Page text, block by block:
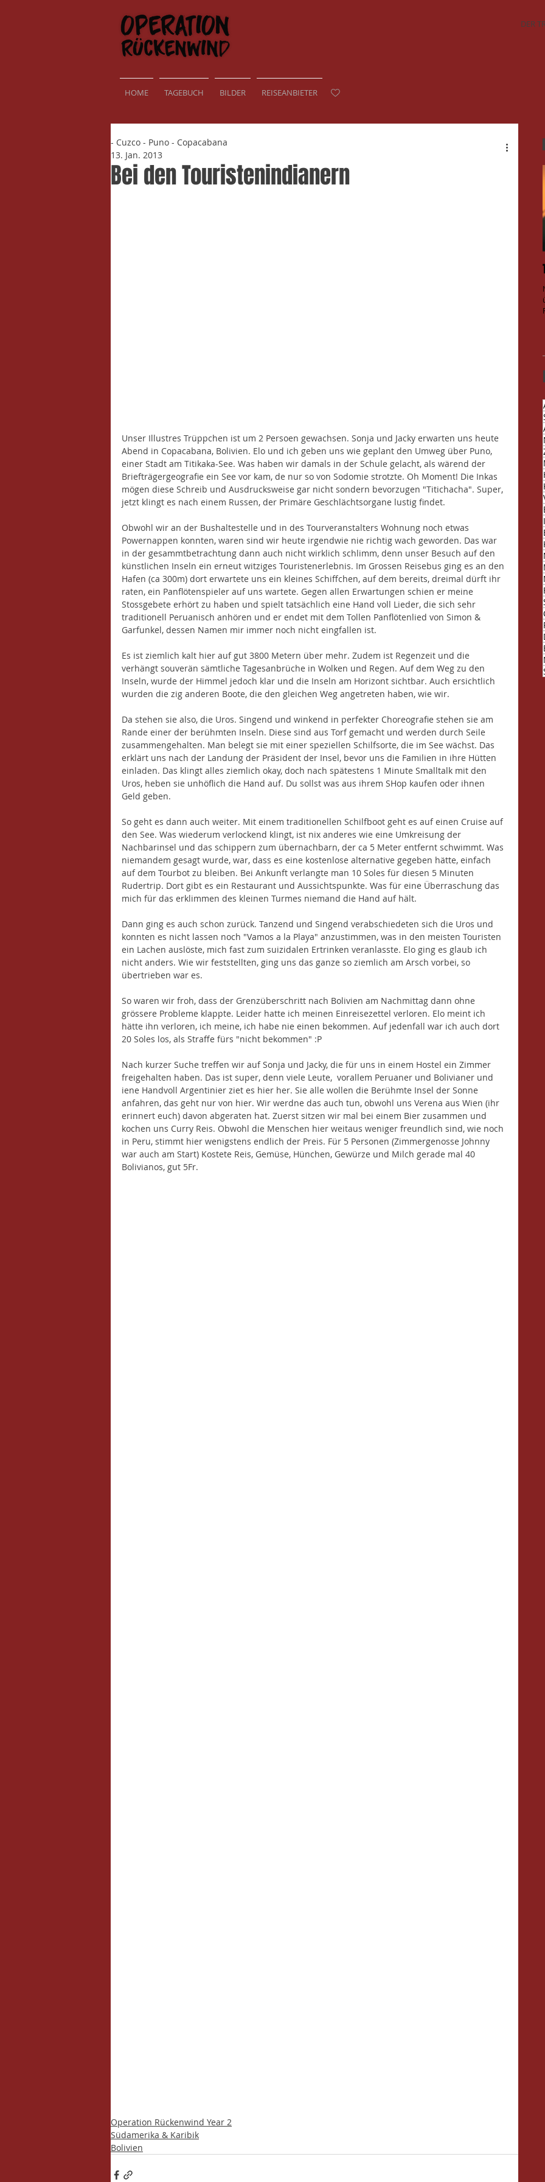
HOME TAGEBUCH BILDER REISEANBIETER
DER
Bei den Touristenindianern
- Cuzco - Puno - Copacabana
13. Jan. 2013
Unser Illustres Trüppchen ist um 2 Persoen gewachsen. Sonja und Jacky erwarten uns heute
Abend in Copacabana, Bolivien. Elo und ich geben uns wie geplant den Umweg über Puno,
einer Stadt am Titikaka-See. Was haben wir damals in der Schule gelacht, als wärend der
Briefträgergeografie ein See vor kam, de nur so von Sodomie strotzte. Oh Moment! Die Inkas
mögen diese Schreib und Ausdrucksweise gar nicht sondern bevorzugen "Titichacha". Super,
jetzt klingt es nach einem Russen, der Primäre Geschlächtsorgane lustig findet.
Obwohl wir an der Bushaltestelle und in des Tourveranstalters Wohnung noch etwas
Powernappen konnten, waren sind wir heute irgendwie nie richtig wach geworden. Das war
in der gesammtbetrachtung dann auch nicht wirklich schlimm, denn unser Besuch auf den
künstlichen Inseln ein erneut witziges Touristenerlebnis. Im Grossen Reisebus ging es an den
Hafen (ca 300m) dort erwartete uns ein kleines Schiffchen, auf dem bereits, dreimal dürft ihr
raten, ein Panflötenspieler auf uns wartete. Gegen allen Erwartungen schien er meine
Stossgebete erhört zu haben und spielt tatsächlich eine Hand voll Lieder, die sich sehr
traditionell Peruanisch anhören und er endet mit dem Tollen Panflötenlied von Simon &
Garfunkel, dessen Namen mir immer noch nicht eingfallen ist.
Es ist ziemlich kalt hier auf gut 3800 Metern über mehr. Zudem ist Regenzeit und die
verhängt souverän sämtliche Tagesanbrüche in Wolken und Regen. Auf dem Weg zu den
Inseln, wurde der Himmel jedoch klar und die Inseln am Horizont sichtbar. Auch ersichtlich
wurden die zig anderen Boote, die den gleichen Weg angetreten haben, wie wir.
Da stehen sie also, die Uros. Singend und winkend in perfekter Choreografie stehen sie am
Rande einer der berühmten Inseln. Diese sind aus Torf gemacht und werden durch Seile
zusammengehalten. Man belegt sie mit einer speziellen Schilfsorte, die im See wächst. Das
erklärt uns nach der Landung der Präsident der Insel, bevor uns die Familien in ihre Hütten
einladen. Das klingt alles ziemlich okay, doch nach spätestens 1 Minute Smalltalk mit den
Uros, heben sie unhöflich die Hand auf. Du sollst was aus ihrem SHop kaufen oder ihnen
Geld geben.
So geht es dann auch weiter. Mit einem traditionellen Schilfboot geht es auf einen Cruise auf
den See. Was wiederum verlockend klingt, ist nix anderes wie eine Umkreisung der
Nachbarinsel und das schippern zum übernachbarn, der ca 5 Meter entfernt schwimmt. Was
niemandem gesagt wurde, war, dass es eine kostenlose alternative gegeben hätte, einfach
auf dem Tourbot zu bleiben. Bei Ankunft verlangte man 10 Soles für diesen 5 Minuten
Rudertrip. Dort gibt es ein Restaurant und Aussichtspunkte. Was für eine Überraschung das
mich für das erklimmen des kleinen Turmes niemand die Hand auf hält.
Dann ging es auch schon zurück. Tanzend und Singend verabschiedeten sich die Uros und
konnten es nicht lassen noch "Vamos a la Playa" anzustimmen, was in den meisten Touristen
ein Lachen auslöste, mich fast zum suizidalen Ertrinken veranlasste. Elo ging es glaub ich
nicht anders. Wie wir feststellten, ging uns das ganze so ziemlich am Arsch vorbei, so
übertrieben war es.
So waren wir froh, dass der Grenzüberschritt nach Bolivien am Nachmittag dann ohne
grössere Probleme klappte. Leider hatte ich meinen Einreisezettel verloren. Elo meint ich
hätte ihn verloren, ich meine, ich habe nie einen bekommen. Auf jedenfall war ich auch dort
20 Soles los, als Straffe fürs "nicht bekommen" :P
Nach kurzer Suche treffen wir auf Sonja und Jacky, die für uns in einem Hostel ein Zimmer
freigehalten haben. Das ist super, denn viele Leute,  vorallem Peruaner und Bolivianer und
iene Handvoll Argentinier ziet es hier her. Sie alle wollen die Berühmte Insel der Sonne
anfahren, das geht nur von hier. Wir werdne das auch tun, obwohl uns Verena aus Wien (ihr
erinnert euch) davon abgeraten hat. Zuerst sitzen wir mal bei einem Bier zusammen und
kochen uns Curry Reis. Obwohl die Menschen hier weitaus weniger freundlich sind, wie noch
in Peru, stimmt hier wenigstens endlich der Preis. Für 5 Personen (Zimmergenosse Johnny
war auch am Start) Kostete Reis, Gemüse, Hünchen, Gewürze und Milch gerade mal 40
Bolivianos, gut 5Fr.
Operation Rückenwind Year 2
Südamerika & Karibik
Bolivien